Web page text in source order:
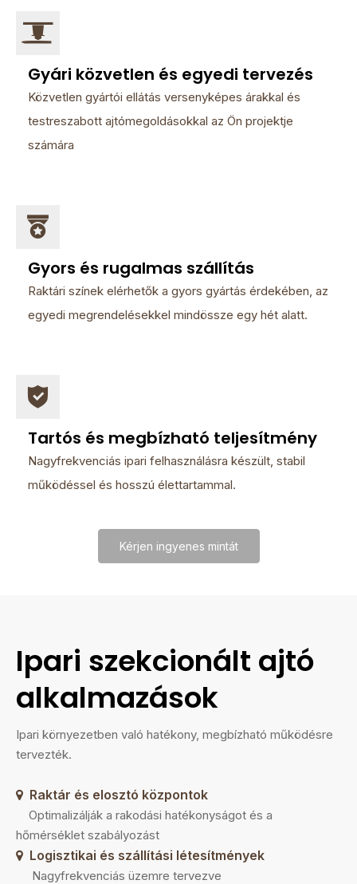
Gyári közvetlen és egyedi tervezés
Közvetlen gyártói ellátás versenyképes árakkal és
testreszabott ajtómegoldásokkal az Ön projektje
számára
Gyors és rugalmas szállítás
Raktári színek elérhetők a gyors gyártás érdekében, az
egyedi megrendelésekkel mindössze egy hét alatt.
Tartós és megbízható teljesítmény
Nagyfrekvenciás ipari felhasználásra készült, stabil
működéssel és hosszú élettartammal.
Kérjen ingyenes mintát
Ipari szekcionált ajtó
alkalmazások
Ipari környezetben való hatékony, megbízható működésre
tervezték.
 Raktár és elosztó központok
Optimalizálják a rakodási hatékonyságot és a
hőmérséklet szabályozást
 Logisztikai és szállítási létesítmények
Nagyfrekvenciás üzemre tervezve